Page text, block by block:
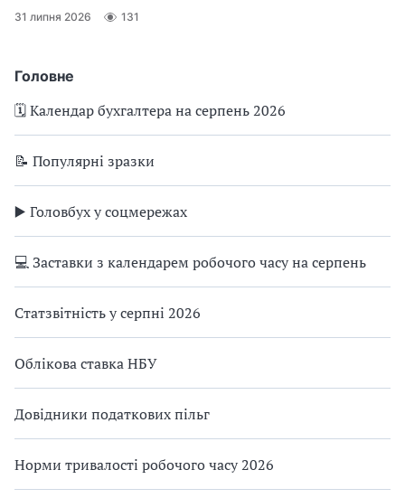
Головне
🗓️ Календар бухгалтера на серпень 2026
📝 Популярні зразки
▶️ Головбух у соцмережах
💻 Заставки з календарем робочого часу на серпень
Статзвітність у серпні 2026
Облікова ставка НБУ
Довідники податкових пільг
Норми тривалості робочого часу 2026
31 липня 2026 131